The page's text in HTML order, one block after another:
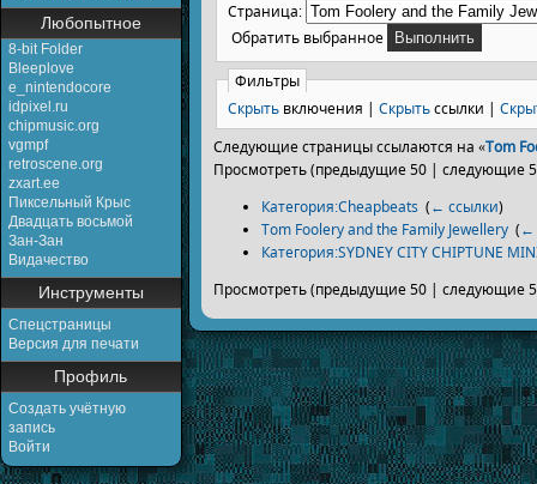
Любопытное
8-bit Folder
Bleeplove
e_nintendocore
idpixel.ru
chipmusic.org
vgmpf
retroscene.org
zxart.ee
Пиксельный Крыс
Двадцать восьмой
Зан-Зан
Видачество
Инструменты
Спецстраницы
Версия для печати
Профиль
Создать учётную
запись
Войти
Страница:
Обратить выбранное
Фильтры
Скрыть включения | Скрытьссылки |
Следующие страницы ссылаются на «Tom
Просмотреть (предыдущие 50 | следующие
Категория:Cheapbeats (← ссылки)
Tom Foolery and the Family Jewellery (←
Категория:SYDNEY CITY CHIPTUNE
Просмотреть (предыдущие 50 | следующие